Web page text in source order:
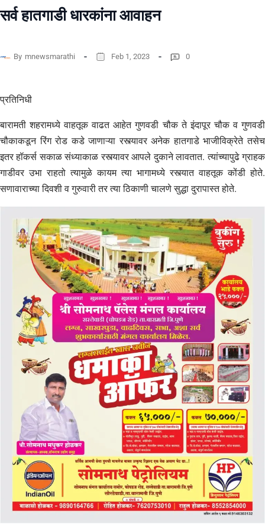
सर्व हातगाडी धारकांना आवाहन
By mnewsmarathi Feb 1, 2023 0
प्रतिनिधी
बारामती शहरामध्ये वाहतूक वाढत आहेत गुणवडी चौक ते इंदापूर चौक व गुणवडी
चौकाकडून रिंग रोड कडे जाणाऱ्या रस्त्यावर अनेक हातगाडे भाजीविक्रेते तसेच
इतर हॉकर्स सकाळ संध्याकाळ रस्त्यावर आपले दुकाने लावतात. त्यांच्यापुढे ग्राहक
गाडीवर उभा राहतो त्यामुळे कायम त्या भागामध्ये रस्त्यात वाहतूक कोंडी होते.
सणावाराच्या दिवशी व गुरुवारी तर त्या ठिकाणी चालणे सुद्धा दुरापास्त होते.